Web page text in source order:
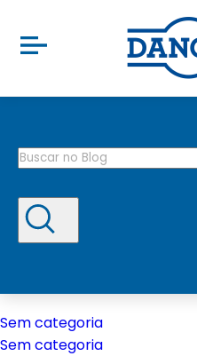
Sem categoria
Sem categoria